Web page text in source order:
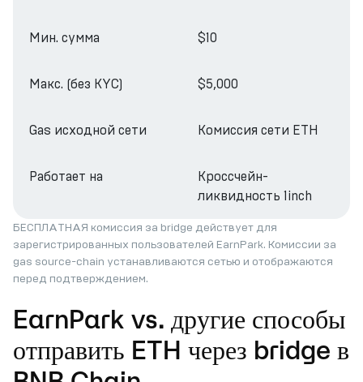
Мин. сумма $10
Макс. (без KYC) $5,000
Gas исходной сети Комиссия сети ETH
Работает на
Кроссчейн-
ликвидность 1inch
БЕСПЛАТНАЯ комиссия за bridge действует для
зарегистрированных пользователей EarnPark. Комиссии за
gas source-chain устанавливаются сетью и отображаются
перед подтверждением.
EarnPark vs. другие способы
отправить ETH через bridge в